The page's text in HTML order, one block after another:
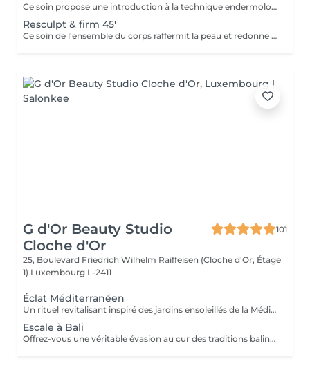
Ce soin propose une introduction à la technique endermologie afin de découvrir le potentiel des différentes stimulations cellulaires et les sensations unique qu'elles procurent.
Resculpt & firm 45'
Ce soin de l'ensemble du corps raffermit la peau et redonne du galbe aux courbes pour retrouver une silhouette resculptée et plus ferme tout en procurant un grand moment de bien être.
G d'Or Beauty Studio
Cloche d'Or
101
25, Boulevard Friedrich Wilhelm Raiffeisen (Cloche d'Or, Étage
1) Luxembourg L-2411
Éclat Méditerranéen
Un rituel revitalisant inspiré des jardins ensoleillés de la Méditerranée. L'exfoliation au sucre élimine les cellules mortes et révèle une peau douce et lumineuse, tandis qu'un massage relaxant aux notes d'orange douce, de mandarine et de fleur d'oranger procure une profonde sensation de bien-être. Une véritable parenthèse de fraîcheur qui réveille le corps et les sens.
Escale à Bali
Offrez-vous une véritable évasion au cur des traditions balinaises. Ce rituel associe une exfoliation douce à un massage relaxant aux senteurs de coco, de fleur de tiaré et de vanille. La peau est intensément nourrie, satinée et délicatement parfumée, tandis que le corps retrouve calme et sérénité.